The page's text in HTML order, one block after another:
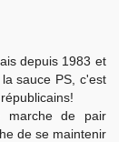
depuis 1983 et
sauce PS, c'est
marche de pair
de se maintenir